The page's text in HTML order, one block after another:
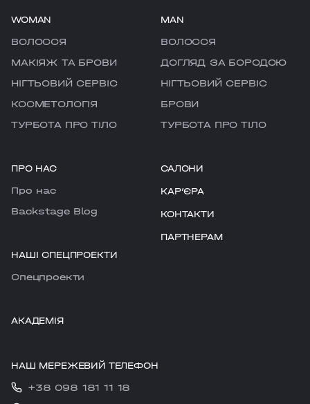
WOMAN
ВОЛОССЯ
МАКІЯЖ ТА БРОВИ
НІГТЬОВИЙ СЕРВІС
КОСМЕТОЛОГІЯ
ТУРБОТА ПРО ТІЛО
MAN
ВОЛОССЯ
ДОГЛЯД ЗА БОРОДОЮ
НІГТЬОВИЙ СЕРВІС
БРОВИ
ТУРБОТА ПРО ТІЛО
ПРО НАС
Про нас
Backstage Blog
НАШІ СПЕЦПРОЕКТИ
Cпецпроекти
САЛОНИ
КАРʼЄРА
КОНТАКТИ
ПАРТНЕРАМ
АКАДЕМІЯ
НАШ МЕРЕЖЕВИЙ ТЕЛЕФОН
+38 098 181 11 18